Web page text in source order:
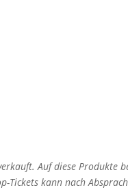
Auf diese Produkte
kann nach